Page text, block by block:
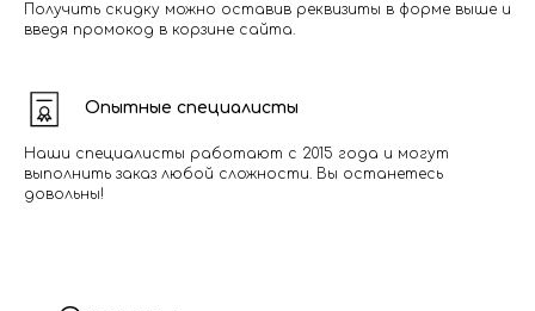
Получить скидку можно оставив реквизиты в форме выше и
введя промокод в корзине сайта.
Опытные специалисты
Наши специалисты работают с 2015 года и могут
выполнить заказ любой сложности. Вы останетесь
довольны!